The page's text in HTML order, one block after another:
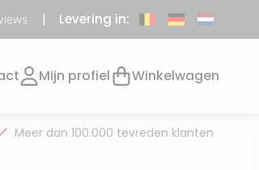
Levering in:
Mijn profiel Winkelwagen
Meer dan 100.000 tevreden klanten